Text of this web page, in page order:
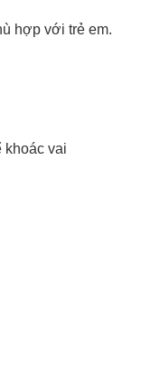
hợp với trẻ em.
khoác vai